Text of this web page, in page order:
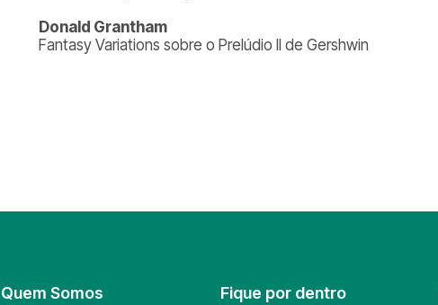
Donald Grantham
Fantasy Variations sobre o Prelúdio II de Gershwin
Quem Somos Fique por dentro